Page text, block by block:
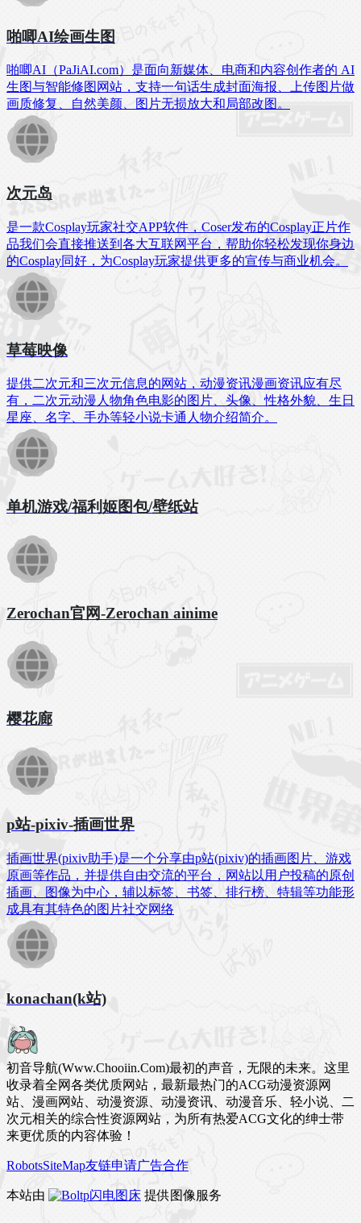
啪唧AI绘画生图
啪唧AI（PaJiAI.com）是面向新媒体、电商和内容创作者的 AI
生图与智能修图网站，支持一句话生成封面海报、上传图片做
画质修复、自然美颜、图片无损放大和局部改图。
次元岛
是一款Cosplay玩家社交APP软件，Coser发布的Cosplay正片作
品我们会直接推送到各大互联网平台，帮助你轻松发现你身边
的Cosplay同好，为Cosplay玩家提供更多的宣传与商业机会。
草莓映像
提供二次元和三次元信息的网站，动漫资讯漫画资讯应有尽
有，二次元动漫人物角色电影的图片、头像、性格外貌、生日
星座、名字、手办等轻小说卡通人物介绍简介。
单机游戏/福利姬图包/壁纸站
Zerochan官网-Zerochan ainime
樱花廊
p站-pixiv-插画世界
插画世界(pixiv助手)是一个分享由p站(pixiv)的插画图片、游戏
原画等作品，并提供自由交流的平台，网站以用户投稿的原创
插画、图像为中心，辅以标签、书签、排行榜、特辑等功能形
成具有其特色的图片社交网络
konachan(k站)
初音导航(Www.Chooiin.Com)最初的声音，无限的未来。这里
收录着全网各类优质网站，最新最热门的ACG动漫资源网
站、漫画网站、动漫资源、动漫资讯、动漫音乐、轻小说、二
次元相关的综合性资源网站，为所有热爱ACG文化的绅士带
来更优质的内容体验！
RobotsSiteMap友链申请广告合作
本站由 闪电图床 提供图像服务